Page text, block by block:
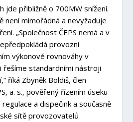
jde přibližně o 700MW snížení.
není mimořádná a nevyžaduje
„Společnost ČEPS nemá a v
provozní
výkonové rovnováhy v
řešíme standardními nástroji
říká Zbyněk Boldiš, člen
a. s., pověřený řízením úseku
a dispečink a současně
sítě provozovatelů